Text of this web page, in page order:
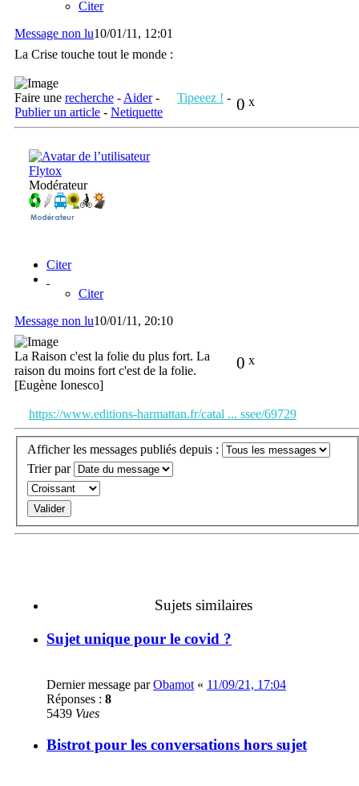
Citer
Message non lu10/01/11, 12:01
La Crise touche tout le monde :
0 x
Faire une recherche - Aider- Tipeeez ! -
Publier un article - Netiquette
Flytox
Modérateur
Citer
Citer
Message non lu10/01/11, 20:10
0 x
La Raison c'est la folie du plus fort. La
raison du moins fort c'est de la folie.
[Eugène Ionesco]
https://www.editions-harmattan.fr/catal ... ssee/69729
Afficher les messages publiés depuis :
Trier par
Sujets similaires
Sujet unique pour le covid ?
Dernier message parObamot « 11/09/21, 17:04
Réponses : 8
5439 Vues
Bistrot pour les conversations hors sujet